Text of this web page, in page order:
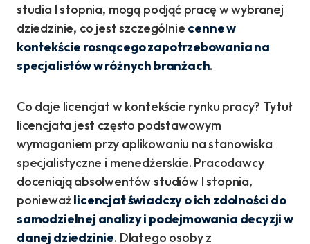
studia I stopnia, mogą podjąć pracę w wybranej
dziedzinie, co jest szczególnie cenne w
kontekście rosnącego zapotrzebowania na
specjalistów w różnych branżach.
Co daje licencjat w kontekście rynku pracy? Tytuł
licencjata jest często podstawowym
wymaganiem przy aplikowaniu na stanowiska
specjalistyczne i menedżerskie. Pracodawcy
doceniają absolwentów studiów I stopnia,
ponieważlicencjat świadczy o ich zdolności do
samodzielnej analizy i podejmowania decyzji w
danej dziedzinie. Dlatego osoby z